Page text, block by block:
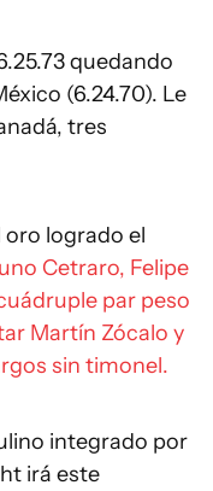
quedando
(6.24.70). Le
tres
oro logrado el
Cetraro, Felipe
par peso
Martín Zócalo y
sin timonel.
integrado por
irá este